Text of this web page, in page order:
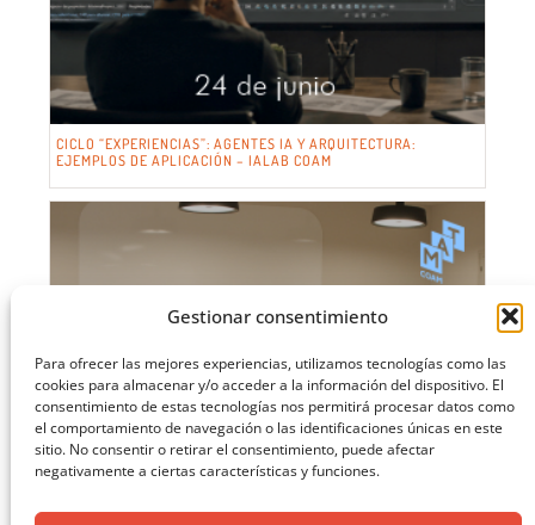
Gestionar consentimiento
Para ofrecer las mejores experiencias, utilizamos tecnologías como las
cookies para almacenar y/o acceder a la información del dispositivo. El
consentimiento de estas tecnologías nos permitirá procesar datos como
el comportamiento de navegación o las identificaciones únicas en este
sitio. No consentir o retirar el consentimiento, puede afectar
negativamente a ciertas características y funciones.
CICLO “EXPERIENCIAS”: AGENTES IA Y ARQUITECTURA:
EJEMPLOS DE APLICACIÓN – IALAB COAM